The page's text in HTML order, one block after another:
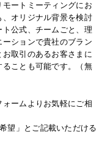
ートミーティングにお
オリジナル背景を検討
公式、チームごと、理
ションで貴社のブラン
取引のあるお客さまに
ことも可能です。（無
ームよりお気軽にご相
望」とご記載いただける